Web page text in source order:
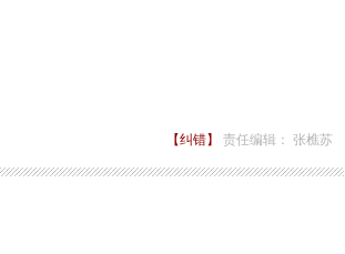
【纠错】 责任编辑： 张樵苏